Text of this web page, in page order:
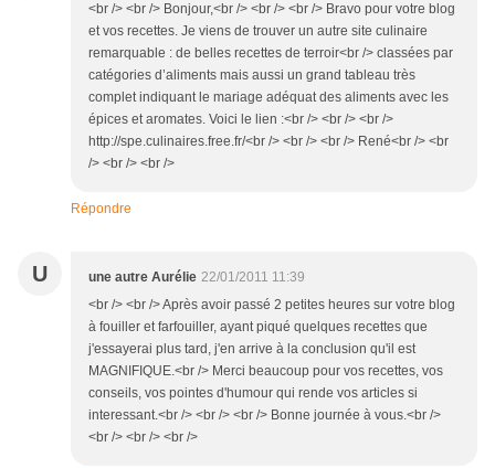
<br /> <br /> Bonjour,<br /> <br /> <br /> Bravo pour votre blog
et vos recettes. Je viens de trouver un autre site culinaire
remarquable : de belles recettes de terroir<br /> classées par
catégories d’aliments mais aussi un grand tableau très
complet indiquant le mariage adéquat des aliments avec les
épices et aromates. Voici le lien :<br /> <br /> <br />
http://spe.culinaires.free.fr/<br /> <br /> <br /> René<br /> <br
/> <br /> <br />
Répondre
U une autre Aurélie 22/01/2011 11:39
<br /> <br /> Après avoir passé 2 petites heures sur votre blog
à fouiller et farfouiller, ayant piqué quelques recettes que
j'essayerai plus tard, j'en arrive à la conclusion qu'il est
MAGNIFIQUE.<br /> Merci beaucoup pour vos recettes, vos
conseils, vos pointes d'humour qui rende vos articles si
interessant.<br /> <br /> <br /> Bonne journée à vous.<br />
<br /> <br /> <br />